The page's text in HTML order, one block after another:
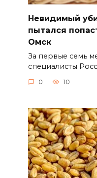
Невидимый
пытался
Омск
За первые семь
специалисты
0 10